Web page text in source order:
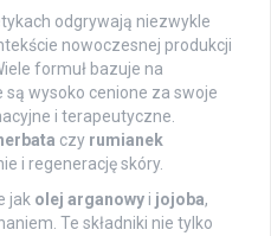
odgrywają niezwykle
nowoczesnej produkcji
formuł bazuje na
są wysoko cenione za swoje
i terapeutyczne.
czy rumianek
i regenerację skóry.
jak olej arganowy i jojoba,
Te składniki nie tylko